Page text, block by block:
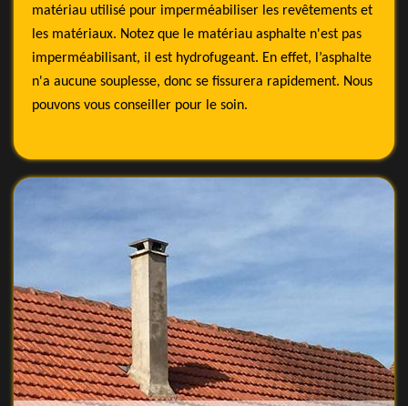
matériau utilisé pour imperméabiliser les revêtements et
les matériaux. Notez que le matériau asphalte n'est pas
imperméabilisant, il est hydrofugeant. En effet, l’asphalte
n'a aucune souplesse, donc se fissurera rapidement. Nous
pouvons vous conseiller pour le soin.